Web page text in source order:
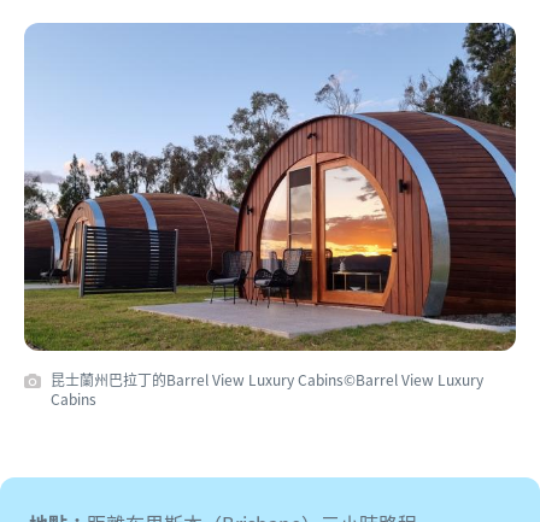
昆士蘭州巴拉丁的Barrel View Luxury Cabins©Barrel View Luxury
Cabins